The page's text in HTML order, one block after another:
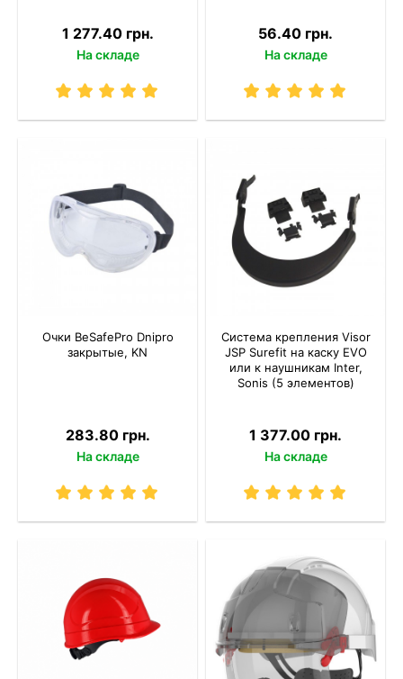
1 277.40 грн.
На складе
56.40 грн.
На складе
Очки BeSafePro Dnipro
закрытые, KN
283.80 грн.
На складе
Система крепления Visor
JSP Surefit на каску EVO
или к наушникам Inter,
Sonis (5 элементов)
1 377.00 грн.
На складе